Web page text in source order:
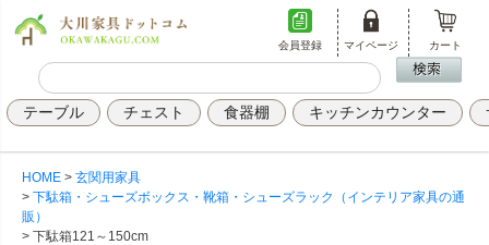
会員登録 マイページ カート
テーブル チェスト 食器棚 キッチンカウンター
HOME
玄関用家具
下駄箱・シューズボックス・靴箱・シューズラック（インテリア家具の通
販）
下駄箱121～150cm